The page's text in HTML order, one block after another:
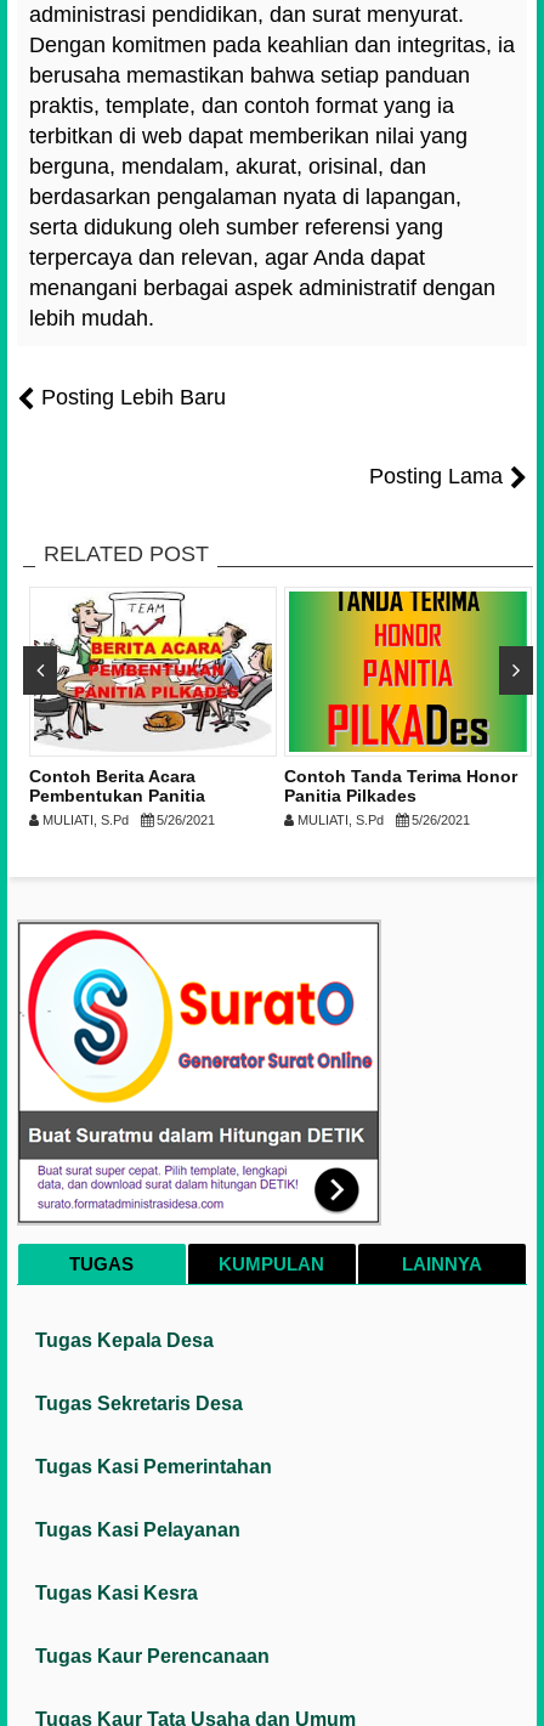
administrasi pendidikan, dan surat menyurat.
Dengan komitmen pada keahlian dan integritas, ia
berusaha memastikan bahwa setiap panduan
praktis, template, dan contoh format yang ia
terbitkan di web dapat memberikan nilai yang
berguna, mendalam, akurat, orisinal, dan
berdasarkan pengalaman nyata di lapangan,
serta didukung oleh sumber referensi yang
terpercaya dan relevan, agar Anda dapat
menangani berbagai aspek administratif dengan
lebih mudah.
Posting Lebih Baru
Posting Lama
RELATED POST
Contoh Berita Acara
Pembentukan Panitia
Pilkades
MULIATI, S.Pd 5/26/2021
Contoh Tanda Terima Honor
Panitia Pilkades
MULIATI, S.Pd 5/26/2021
TUGAS KUMPULAN LAINNYA
Tugas Kepala Desa
Tugas Sekretaris Desa
Tugas Kasi Pemerintahan
Tugas Kasi Pelayanan
Tugas Kasi Kesra
Tugas Kaur Perencanaan
Tugas Kaur Tata Usaha dan Umum